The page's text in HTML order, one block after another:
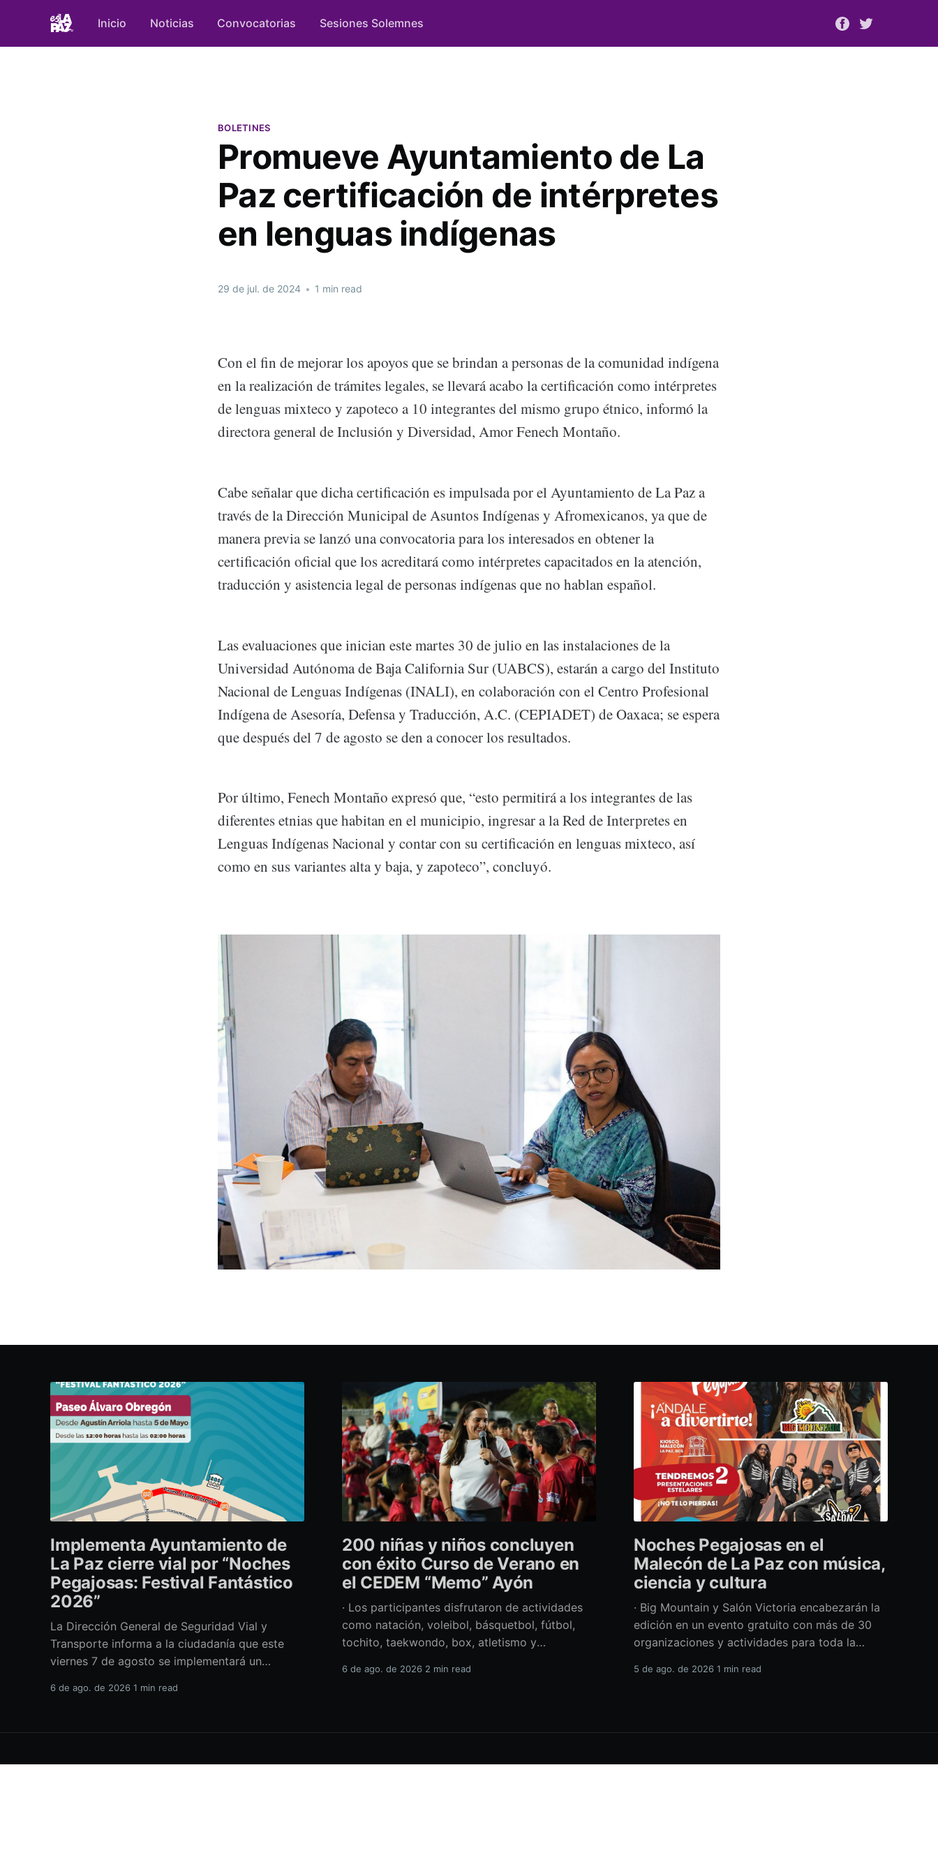
Inicio Noticias Convocatorias Sesiones Solemnes
BOLETINES
Promueve Ayuntamiento de La
Paz certificación de intérpretes
en lenguas indígenas
29 de jul. de 2024 • 1 min read
Con el fin de mejorar los apoyos que se brindan a personas de la comunidad indígena
en la realización de trámites legales, se llevará acabo la certificación como intérpretes
de lenguas mixteco y zapoteco a 10 integrantes del mismo grupo étnico, informó la
directora general de Inclusión y Diversidad, Amor Fenech Montaño.
Cabe señalar que dicha certificación es impulsada por el Ayuntamiento de La Paz a
través de la Dirección Municipal de Asuntos Indígenas y Afromexicanos, ya que de
manera previa se lanzó una convocatoria para los interesados en obtener la
certificación oficial que los acreditará como intérpretes capacitados en la atención,
traducción y asistencia legal de personas indígenas que no hablan español.
Las evaluaciones que inician este martes 30 de julio en las instalaciones de la
Universidad Autónoma de Baja California Sur (UABCS), estarán a cargo del Instituto
Nacional de Lenguas Indígenas (INALI), en colaboración con el Centro Profesional
Indígena de Asesoría, Defensa y Traducción, A.C. (CEPIADET) de Oaxaca; se espera
que después del 7 de agosto se den a conocer los resultados.
Por último, Fenech Montaño expresó que, “esto permitirá a los integrantes de las
diferentes etnias que habitan en el municipio, ingresar a la Red de Interpretes en
Lenguas Indígenas Nacional y contar con su certificación en lenguas mixteco, así
como en sus variantes alta y baja, y zapoteco”, concluyó.
Implementa Ayuntamiento de
La Paz cierre vial por “Noches
Pegajosas: Festival Fantástico
2026”
La Dirección General de Seguridad Vial y
Transporte informa a la ciudadanía que este
viernes 7 de agosto se implementará un
sobre el Paseo Álvaro Obregón, con motivo del
2026”. La suspensión vehicular iniciará a partir
6 de ago. de 2026 1 min read
200 niñas y niños concluyen
con éxito Curso de Verano en
el CEDEM “Memo” Ayón
· Los participantes disfrutaron de actividades
como natación, voleibol, básquetbol, fútbol,
tochito, taekwondo, box, atletismo y
Curso de Verano en el Centro Deportivo
reconoció el esfuerzo de las 200 niñas y
6 de ago. de 2026 2 min read
Noches Pegajosas en el
Malecón de La Paz con música,
ciencia y cultura
· Big Mountain y Salón Victoria encabezarán la
edición en un evento gratuito con más de 30
organizaciones y actividades para toda la
en vivo, divulgación científica y actividades
5 de ago. de 2026 1 min read